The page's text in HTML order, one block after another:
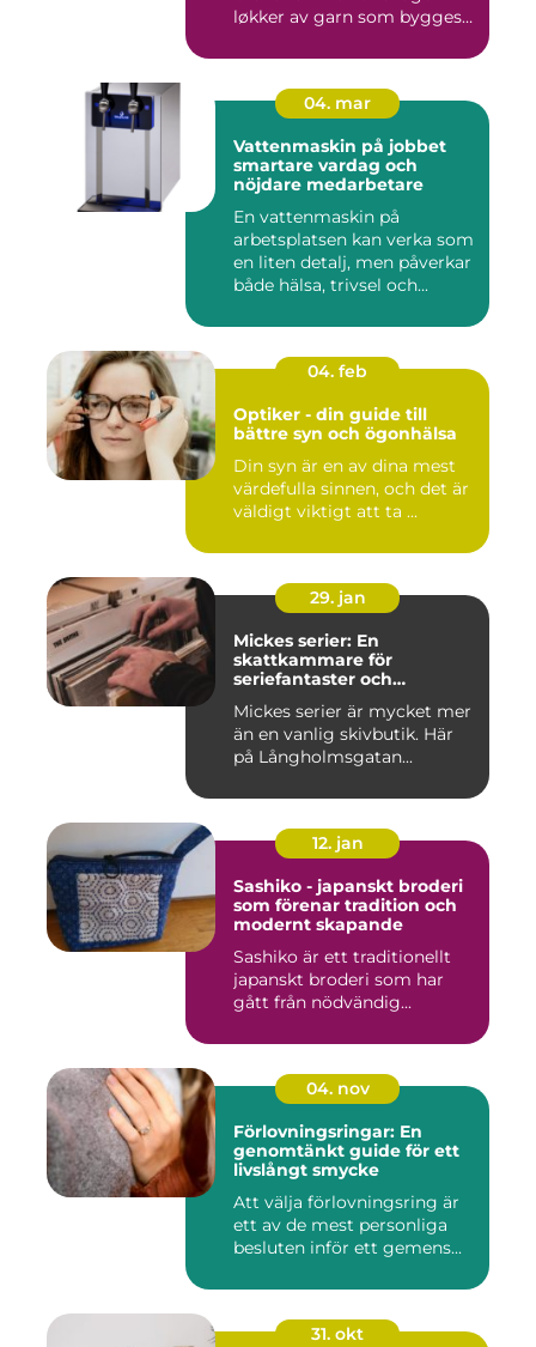
løkker av garn som bygges
04. mar
Vattenmaskin på jobbet
smartare vardag och
nöjdare medarbetare
En vattenmaskin på
arbetsplatsen kan verka som
en liten detalj, men påverkar
både hälsa, trivsel och...
04. feb
Optiker - din guide till
bättre syn och ögonhälsa
Din syn är en av dina mest
värdefulla sinnen, och det är
väldigt viktigt att ta ...
29. jan
Mickes serier: En
skattkammare för
seriefantaster och
Mickes serier är mycket mer
än en vanlig skivbutik. Här
på Långholmsgatan...
12. jan
Sashiko - japanskt broderi
som förenar tradition och
modernt skapande
Sashiko är ett traditionellt
japanskt broderi som har
gått från nödvändig...
04. nov
Förlovningsringar: En
genomtänkt guide för ett
livslångt smycke
Att välja förlovningsring är
ett av de mest personliga
besluten inför ett gemens...
31. okt